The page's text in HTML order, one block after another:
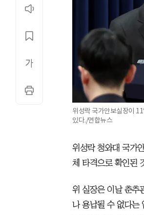
위성락 국가안보실장이
있다./연합뉴스
위성락 청와대 국가
체 타격으로 확인된
위 실장은 이날 춘추
나 용납될 수 없다는